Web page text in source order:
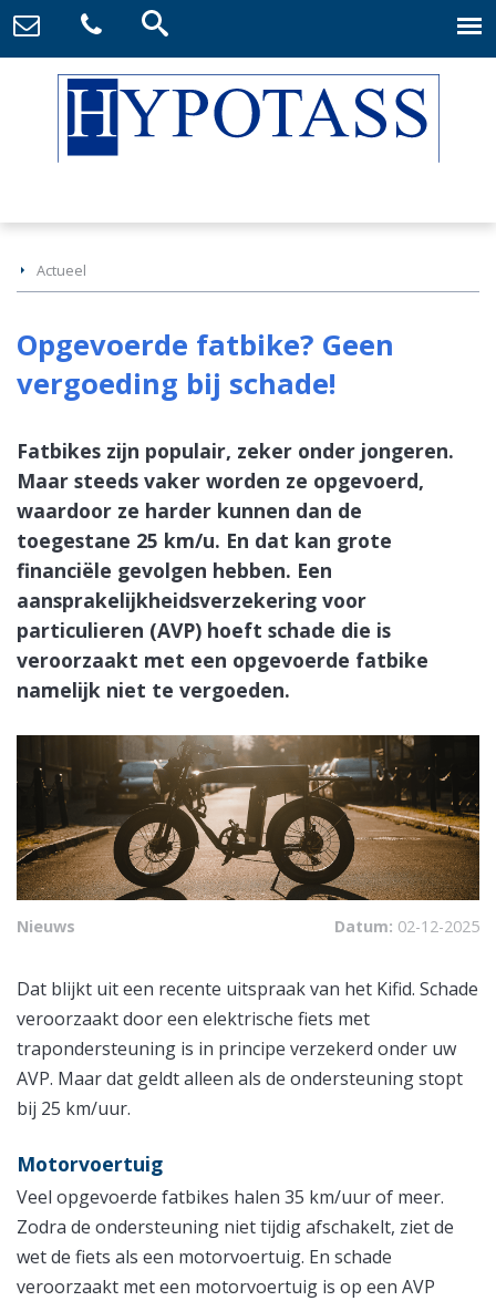
Actueel
Opgevoerde fatbike? Geen
vergoeding bij schade!
Fatbikes zijn populair, zeker onder jongeren.
Maar steeds vaker worden ze opgevoerd,
waardoor ze harder kunnen dan de
toegestane 25 km/u. En dat kan grote
financiële gevolgen hebben. Een
aansprakelijkheidsverzekering voor
particulieren (AVP) hoeft schade die is
veroorzaakt met een opgevoerde fatbike
namelijk niet te vergoeden.
Nieuws Datum: 02-12-2025
Dat blijkt uit een recente uitspraak van het Kifid. Schade
veroorzaakt door een elektrische fiets met
trapondersteuning is in principe verzekerd onder uw
AVP. Maar dat geldt alleen als de ondersteuning stopt
bij 25 km/uur.
Motorvoertuig
Veel opgevoerde fatbikes halen 35 km/uur of meer.
Zodra de ondersteuning niet tijdig afschakelt, ziet de
wet de fiets als een motorvoertuig. En schade
veroorzaakt met een motorvoertuig is op een AVP